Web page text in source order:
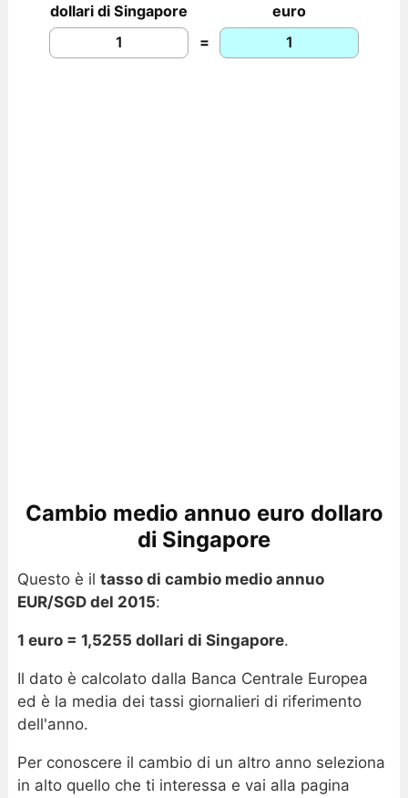
dollari di Singapore
euro
=
Cambio medio annuo euro dollaro
di Singapore
Questo è il tasso di cambio medio annuo
EUR/SGD del 2015:
1 euro = 1,5255 dollari di Singapore.
Il dato è calcolato dalla Banca Centrale Europea
ed è la media dei tassi giornalieri di riferimento
dell'anno.
Per conoscere il cambio di un altro anno seleziona
in alto quello che ti interessa e vai alla pagina